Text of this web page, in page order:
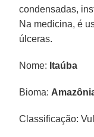
condensadas,
Na medicina, é
úlceras.
Nome: Itaúba
Bioma:
Classificação: